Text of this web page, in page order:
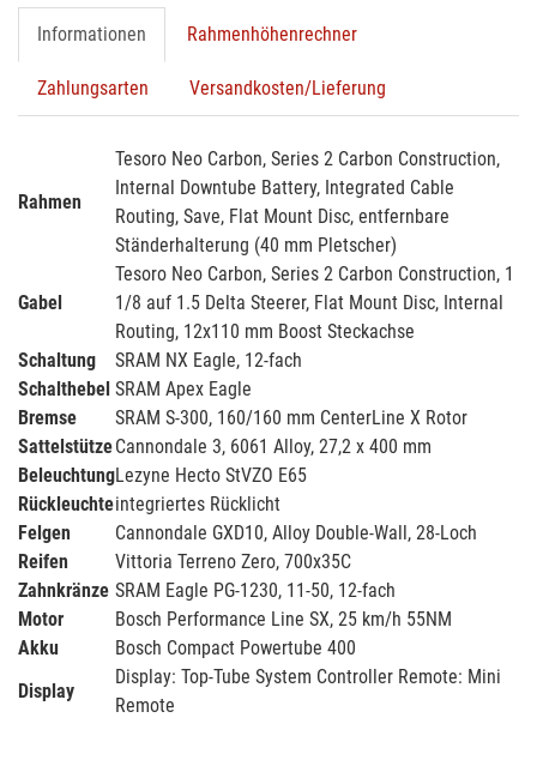
Informationen Rahmenhöhenrechner
Zahlungsarten Versandkosten/Lieferung
Rahmen
Tesoro Neo Carbon, Series 2 Carbon Construction,
Internal Downtube Battery, Integrated Cable
Routing, Save, Flat Mount Disc, entfernbare
Ständerhalterung (40 mm Pletscher)
Gabel
Tesoro Neo Carbon, Series 2 Carbon Construction, 1
1/8 auf 1.5 Delta Steerer, Flat Mount Disc, Internal
Routing, 12x110 mm Boost Steckachse
Schaltung
SRAM NX Eagle, 12-fach
Schalthebel SRAM Apex Eagle
Bremse
SRAM S-300, 160/160 mm CenterLine X Rotor
SattelstützeCannondale 3, 6061 Alloy, 27,2 x 400 mm
BeleuchtungLezyne Hecto StVZO E65
Rückleuchteintegriertes Rücklicht
Felgen
Cannondale GXD10, Alloy Double-Wall, 28-Loch
Reifen
Vittoria Terreno Zero, 700x35C
Zahnkränze SRAM Eagle PG-1230, 11-50, 12-fach
Motor
Bosch Performance Line SX, 25 km/h 55NM
Akku
Bosch Compact Powertube 400
Display
Display: Top-Tube System Controller Remote: Mini
Remote